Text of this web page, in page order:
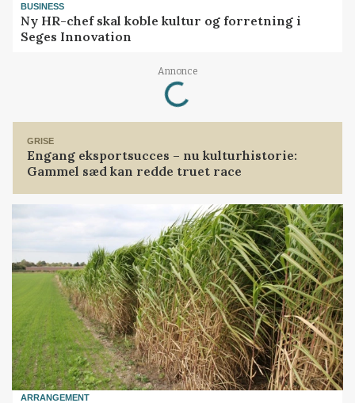
BUSINESS
Ny HR-chef skal koble kultur og forretning i
Seges Innovation
Annonce
Loading...
GRISE
Engang eksportsucces – nu kulturhistorie:
Gammel sæd kan redde truet race
ARRANGEMENT